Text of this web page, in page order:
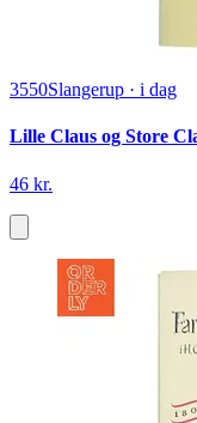
3550Slangerup · i dag
Lille Claus og Store
46 kr.